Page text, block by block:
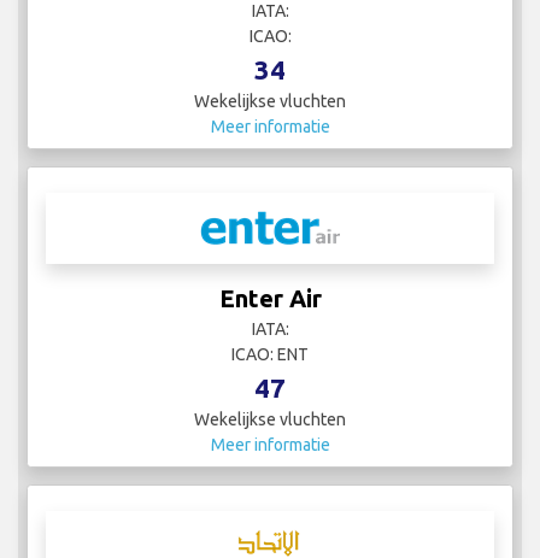
IATA:
ICAO:
34
Wekelijkse vluchten
Meer informatie
Enter Air
IATA:
ICAO: ENT
47
Wekelijkse vluchten
Meer informatie